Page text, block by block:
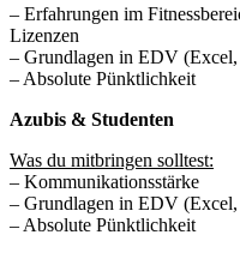
– Erfahrungen im
Lizenzen
– Grundlagen in EDV
– Absolute Pünktlichkeit
Azubis & Studenten
Was du mitbringen solltest:
– Kommunikationsstärke
– Grundlagen in EDV
– Absolute Pünktlichkeit